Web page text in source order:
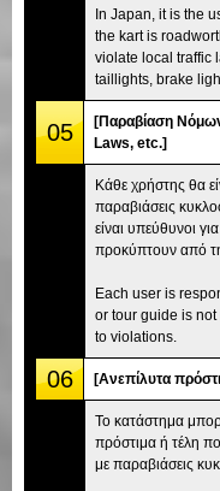
In Japan, it is the
the kart is
violate local traffic
taillights, brake
05
[Παραβίαση
Laws, etc.]
Κάθε χρήστης θα
παραβιάσεις
είναι υπεύθυνοι
προκύπτουν από
Each user is
or tour guide is
to violations.
06 [Ανεπίλυτα
Το κατάστημα
πρόστιμα ή τέλη
με παραβιάσεις